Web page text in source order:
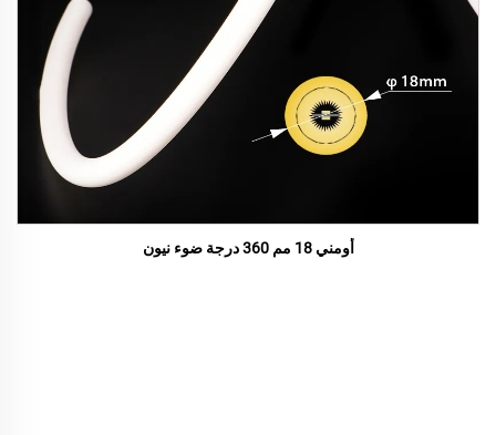
أومني 18 مم 360 درجة ضوء نيون